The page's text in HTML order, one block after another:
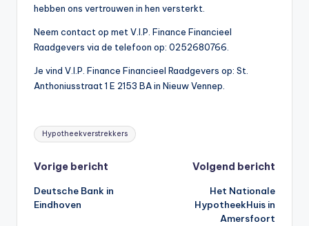
hebben ons vertrouwen in hen versterkt.
Neem contact op met V.I.P. Finance Financieel
Raadgevers via de telefoon op: 0252680766.
Je vind V.I.P. Finance Financieel Raadgevers op: St.
Anthoniusstraat 1 E 2153 BA in Nieuw Vennep.
Tags:
Hypotheekverstrekkers
Bericht
navigatie
Vorige bericht
Deutsche Bank in
Eindhoven
Volgend bericht
Het Nationale
HypotheekHuis in
Amersfoort